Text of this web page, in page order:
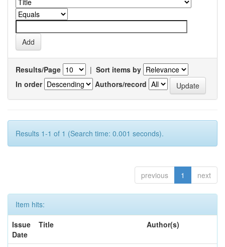
Results/Page | Sort items by
In order
Authors/record
Results 1-1 of 1 (Search time: 0.001 seconds).
previous 1 next
Item hits:
Issue
Date
Title Author(s)